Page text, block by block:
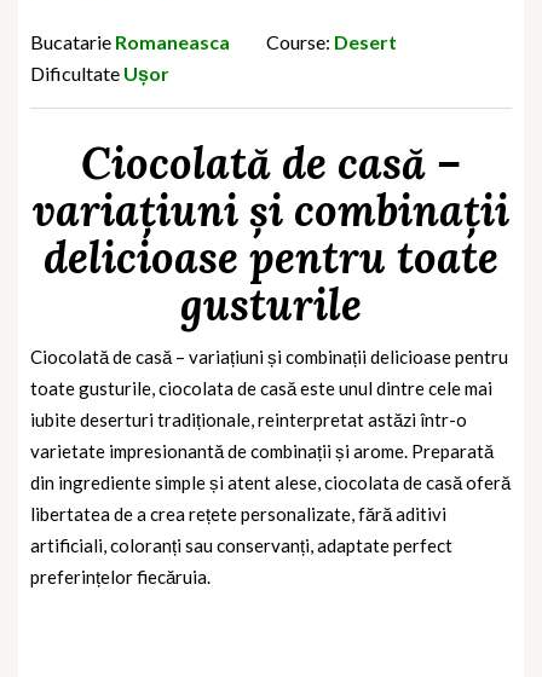
Bucatarie Romaneasca Course: Desert
Dificultate Ușor
Ciocolată de casă –
variațiuni și combinații
delicioase pentru toate
gusturile
Ciocolată de casă – variațiuni și combinații delicioase pentru
toate gusturile, ciocolata de casă este unul dintre cele mai
iubite deserturi tradiționale, reinterpretat astăzi într-o
varietate impresionantă de combinații și arome. Preparată
din ingrediente simple și atent alese, ciocolata de casă oferă
libertatea de a crea rețete personalizate, fără aditivi
artificiali, coloranți sau conservanți, adaptate perfect
preferințelor fiecăruia.